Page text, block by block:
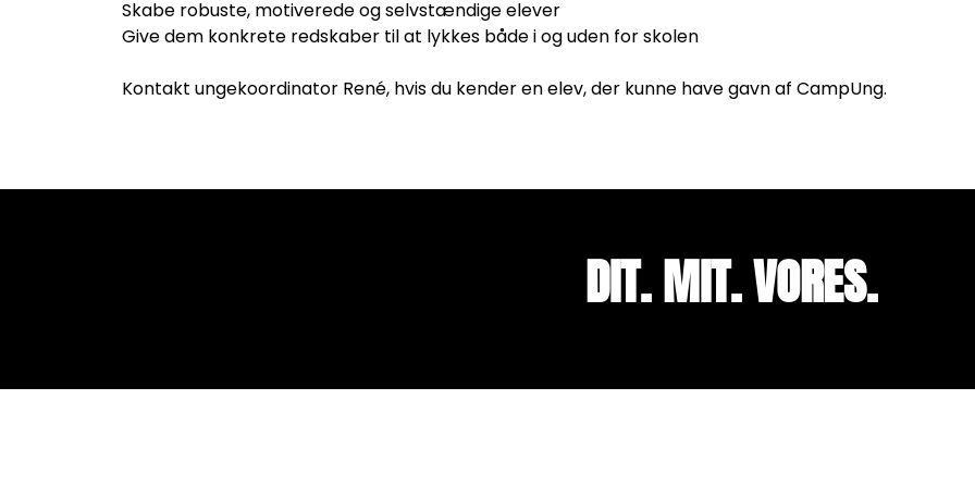
Skabe robuste, motiverede og selvstændige elever
Give dem konkrete redskaber til at lykkes både i og uden for skolen
Kontakt ungekoordinator René, hvis du kender en elev, der kunne have gavn af CampUng.
DIT. MIT. VORES.
DIT. MIT. VORES.